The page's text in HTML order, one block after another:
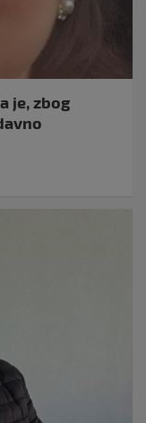
je, zbog